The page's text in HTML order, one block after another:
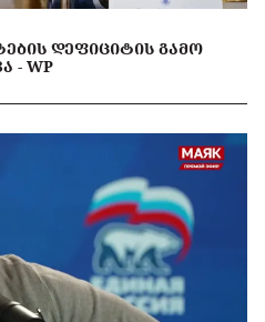
ᲓᲔᲤᲘᲪᲘᲢᲘᲡ ᲒᲐᲛᲝ
- WP